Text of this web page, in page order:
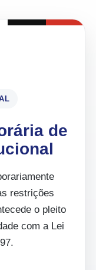
de
restrições
o pleito
com a Lei